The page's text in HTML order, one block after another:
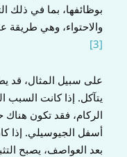
بوظائفها، بما في ذلك
والاحتواء، وهي
[3]
على سبيل المثال، قد
يتآكل. إذا كانت السبب
الركام، فقد تكون
أسفل الجيوسيلي. إذا
بعد العواصف، يصبح